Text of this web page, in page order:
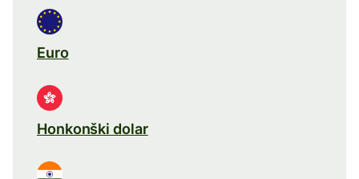
Euro
Honkonški dolar